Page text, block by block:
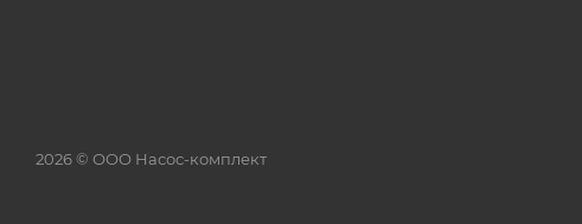
2026 © ООО Насос-комплект